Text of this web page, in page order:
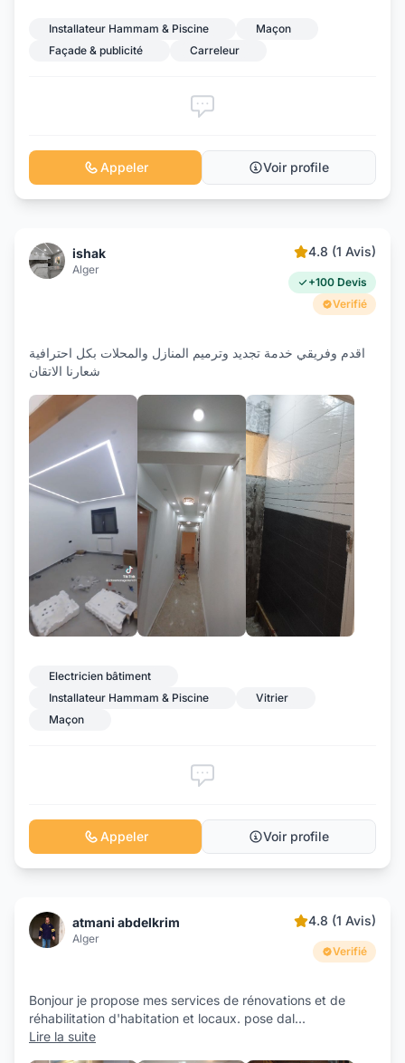
Installateur Hammam & Piscine
Maçon
Façade & publicité
Carreleur
Appeler Voir profile
ishak
Alger
4.8 (1 Avis)
+100 Devis
Verifié
اقدم وفريقي خدمة تجديد وترميم المنازل والمحلات بكل احترافية
شعارنا الاتقان
Electricien bâtiment
Installateur Hammam & Piscine
Vitrier
Maçon
Appeler Voir profile
atmani abdelkrim
Alger
4.8 (1 Avis)
Verifié
Bonjour je propose mes services de rénovations et de
réhabilitation d'habitation et locaux. pose dal...
Lire la suite